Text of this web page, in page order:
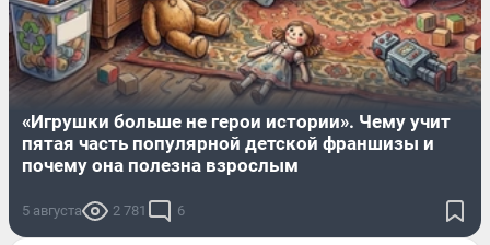
«Игрушки больше не герои истории». Чему учит
пятая часть популярной детской франшизы и
почему она полезна взрослым
5 августа 2 781 6